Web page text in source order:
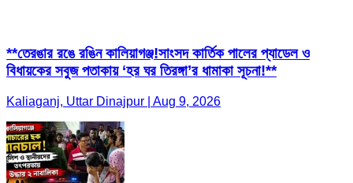
**তেরঙার রঙে রঙিন কালিয়াগঞ্জ!সাংসদ কার্তিক পালের প্যাডেল ও
বিধায়কের সবুজ পতাকায় ‘হর ঘর তিরঙ্গা’র ধামাকা সূচনা!**
Kaliaganj, Uttar Dinajpur | Aug 9, 2026